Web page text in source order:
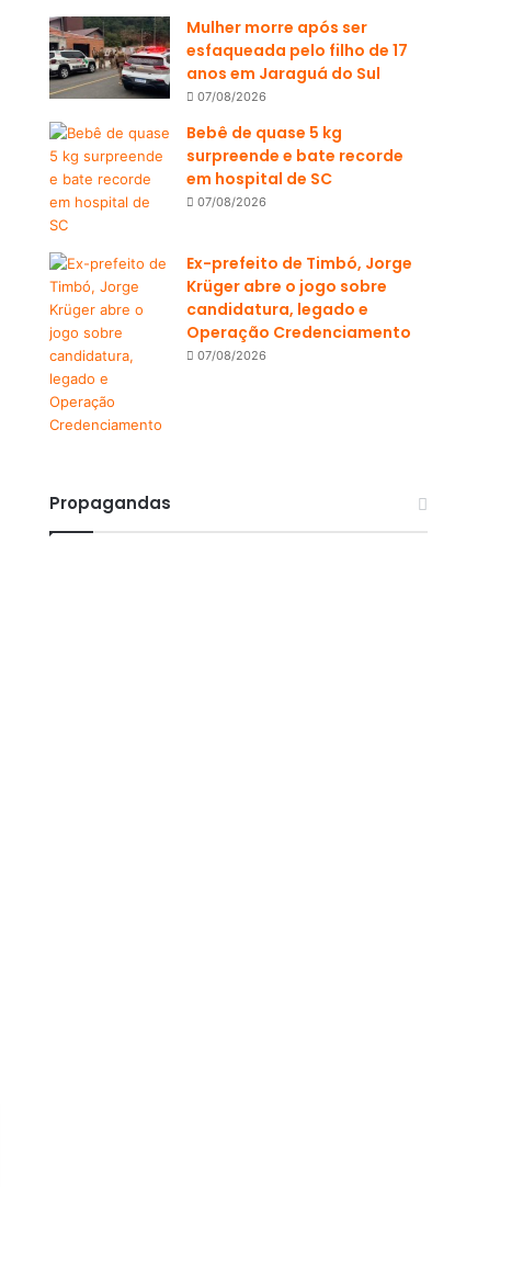
Mulher morre após ser
esfaqueada pelo filho de 17
anos em Jaraguá do Sul
07/08/2026
Bebê de quase 5 kg
surpreende e bate recorde
em hospital de SC
07/08/2026
Ex-prefeito de Timbó, Jorge
Krüger abre o jogo sobre
candidatura, legado e
Operação Credenciamento
07/08/2026
Propagandas